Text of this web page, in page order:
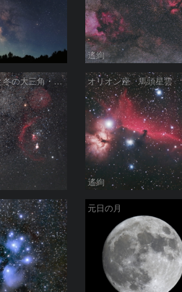
遙絢
オリオン座と冬の大三角・天の川 オリオン座 馬頭星雲
遙絢
元日の月